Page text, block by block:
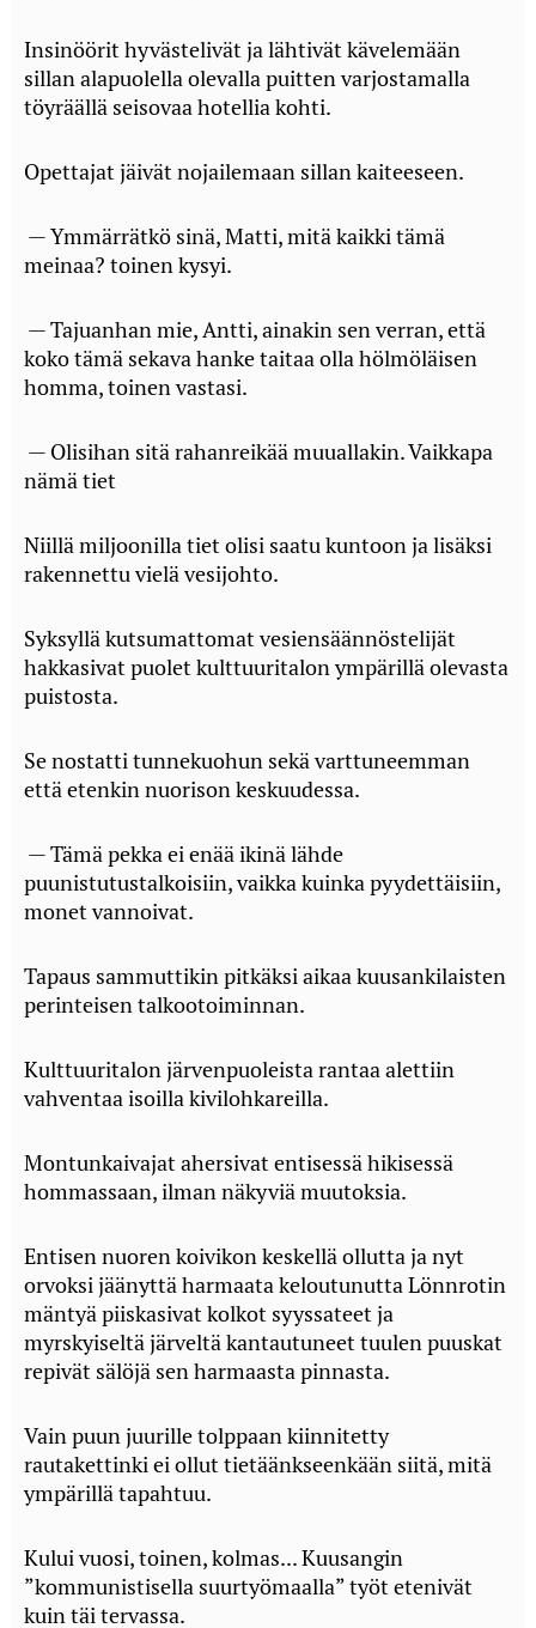
Insinöörit hyvästelivät ja lähtivät kävelemään
sillan alapuolella olevalla puitten varjostamalla
töyräällä seisovaa hotellia kohti.
Opettajat jäivät nojailemaan sillan kaiteeseen.
— Ymmärrätkö sinä, Matti, mitä kaikki tämä
meinaa? toinen kysyi.
— Tajuanhan mie, Antti, ainakin sen verran, että
koko tämä sekava hanke taitaa olla hölmöläisen
homma, toinen vastasi.
— Olisihan sitä rahanreikää muuallakin. Vaikkapa
nämä tiet
Niillä miljoonilla tiet olisi saatu kuntoon ja lisäksi
rakennettu vielä vesijohto.
Syksyllä kutsumattomat vesiensäännöstelijät
hakkasivat puolet kulttuuritalon ympärillä olevasta
puistosta.
Se nostatti tunnekuohun sekä varttuneemman
että etenkin nuorison keskuudessa.
— Tämä pekka ei enää ikinä lähde
puunistutustalkoisiin, vaikka kuinka pyydettäisiin,
monet vannoivat.
Tapaus sammuttikin pitkäksi aikaa kuusankilaisten
perinteisen talkootoiminnan.
Kulttuuritalon järvenpuoleista rantaa alettiin
vahventaa isoilla kivilohkareilla.
Montunkaivajat ahersivat entisessä hikisessä
hommassaan, ilman näkyviä muutoksia.
Entisen nuoren koivikon keskellä ollutta ja nyt
orvoksi jäänyttä harmaata keloutunutta Lönnrotin
mäntyä piiskasivat kolkot syyssateet ja
myrskyiseltä järveltä kantautuneet tuulen puuskat
repivät sälöjä sen harmaasta pinnasta.
Vain puun juurille tolppaan kiinnitetty
rautakettinki ei ollut tietäänkseenkään siitä, mitä
ympärillä tapahtuu.
Kului vuosi, toinen, kolmas... Kuusangin
”kommunistisella suurtyömaalla” työt etenivät
kuin täi tervassa.